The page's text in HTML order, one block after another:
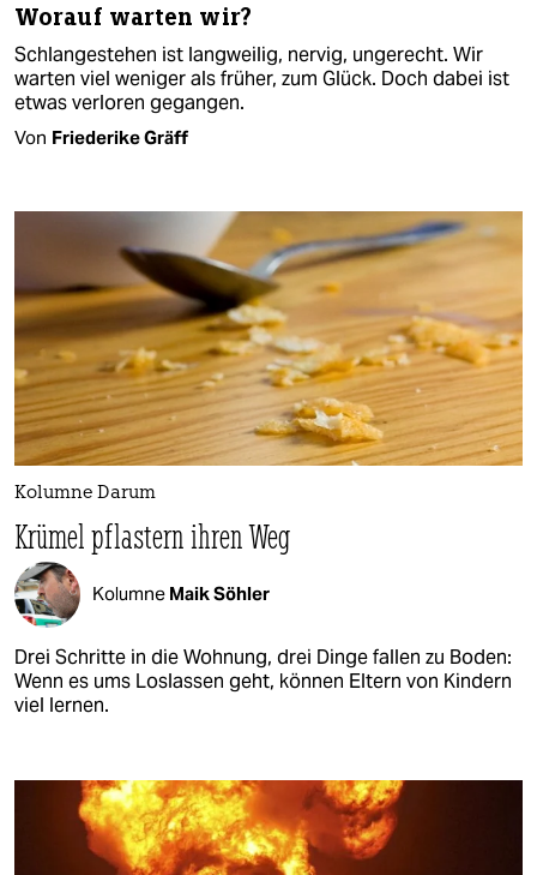
Worauf warten wir?
Schlangestehen ist langweilig, nervig, ungerecht. Wir
warten viel weniger als früher, zum Glück. Doch dabei ist
etwas verloren gegangen.
Von Friederike Gräff
Kolumne Darum
Krümel pflastern ihren Weg
Kolumne Maik Söhler
Drei Schritte in die Wohnung, drei Dinge fallen zu Boden:
Wenn es ums Loslassen geht, können Eltern von Kindern
viel lernen.